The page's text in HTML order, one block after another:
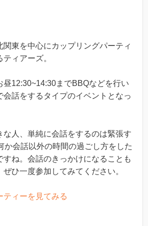
関東を中心にカップリングパーティ
ィアーズ。
昼12:30~14:30までBBQなどを行い
会話をするタイプのイベントとなっ
な人、単純に会話をするのは緊張す
か会話以外の時間の過ごし方をした
すね。会話のきっかけになることも
ひ一度参加してみてください。
ティーを見てみる